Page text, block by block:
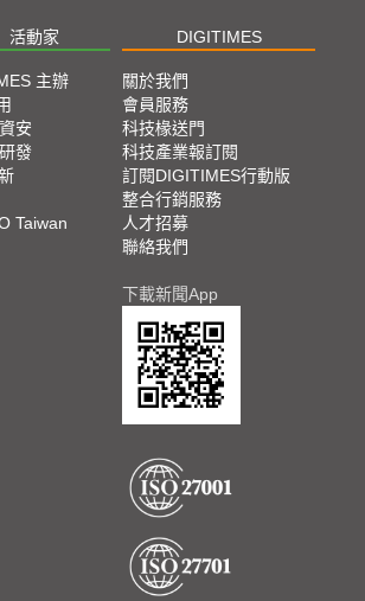
活動家 DIGITIMES
主辦
安
發
Taiwan
關於我們
會員服務
科技椽送門
科技產業報訂閱
訂閱DIGITIMES行動版
整合行銷服務
人才招募
聯絡我們
下載新聞App